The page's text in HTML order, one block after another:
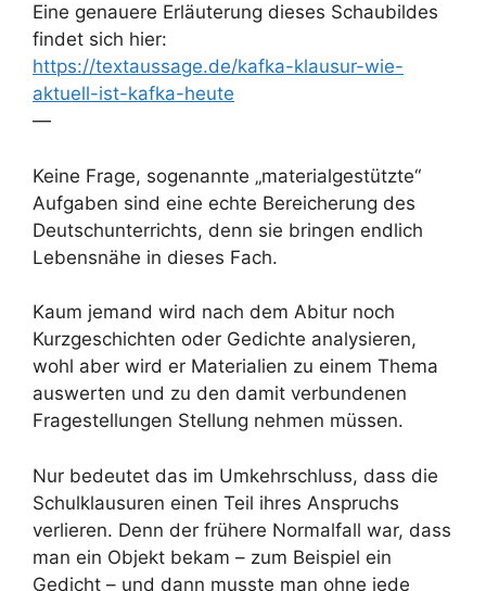
Eine genauere Erläuterung dieses Schaubildes
findet sich hier:
https://textaussage.de/kafka-klausur-wie-
aktuell-ist-kafka-heute
—
Keine Frage, sogenannte „materialgestützte“
Aufgaben sind eine echte Bereicherung des
Deutschunterrichts, denn sie bringen endlich
Lebensnähe in dieses Fach.
Kaum jemand wird nach dem Abitur noch
Kurzgeschichten oder Gedichte analysieren,
wohl aber wird er Materialien zu einem Thema
auswerten und zu den damit verbundenen
Fragestellungen Stellung nehmen müssen.
Nur bedeutet das im Umkehrschluss, dass die
Schulklausuren einen Teil ihres Anspruchs
verlieren. Denn der frühere Normalfall war, dass
man ein Objekt bekam – zum Beispiel ein
Gedicht – und dann musste man ohne jede